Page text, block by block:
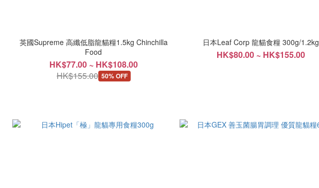
英國Supreme 高纖低脂龍貓糧1.5kg Chinchilla
Food
HK$77.00 ~ HK$108.00
HK$155.00 50% OFF
日本Leaf Corp 龍貓食糧 300g/1.2kg
HK$80.00 ~ HK$155.00